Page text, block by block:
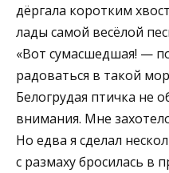
дёргала коротким
лады самой весёлой
«Вот сумасшедшая! —
радоваться в такой
Белогрудая птичка не
внимания. Мне
Но едва я сделал
с размаху бросилась в